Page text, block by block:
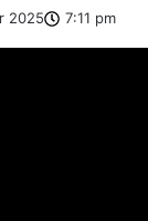
2025 7:11 pm